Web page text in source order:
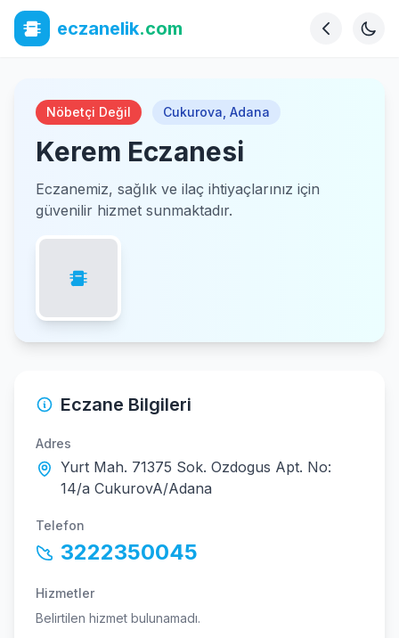
eczanelik.com
Nöbetçi Değil Cukurova Adana
Kerem Eczanesi
Eczanemiz, sağlık ve ilaç ihtiyaçlarınız için
güvenilir hizmet sunmaktadır.
Eczane Bilgileri
Adres
Yurt Mah. 71375 Sok. Ozdogus Apt. No:
14/a CukurovA/Adana
Telefon
3222350045
Hizmetler
Belirtilen hizmet bulunamadı.